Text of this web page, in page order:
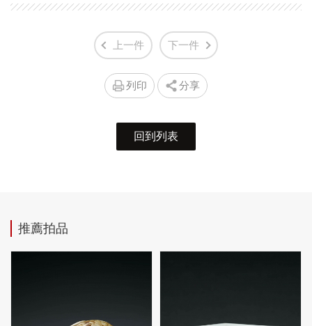
上一件 下一件
列印 分享
回到列表
推薦拍品